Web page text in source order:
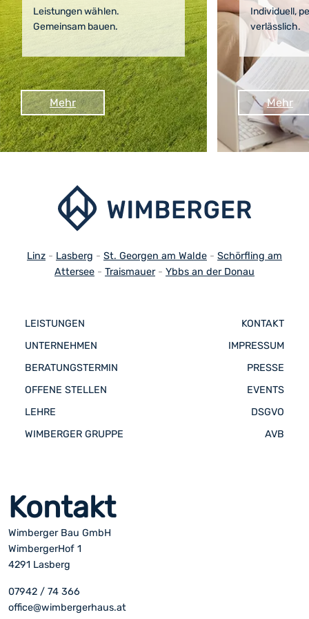
Leistungen wählen.
Gemeinsam bauen.
Mehr
Individuell,
verlässlich.
Mehr
Linz - Lasberg - St. Georgen am Walde - Schörfling am
Attersee - Traismauer- Ybbs an der Donau
LEISTUNGEN
UNTERNEHMEN
BERATUNGSTERMIN
OFFENE STELLEN
LEHRE
WIMBERGER GRUPPE
KONTAKT
IMPRESSUM
PRESSE
EVENTS
DSGVO
AVB
Kontakt
Wimberger Bau GmbH
WimbergerHof 1
4291 Lasberg
07942 / 74 366
office@wimbergerhaus.at